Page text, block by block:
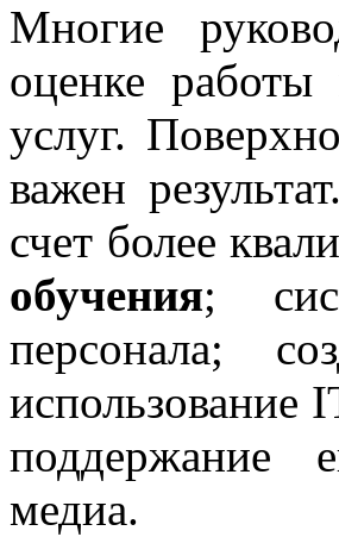
Многие
оценке
услуг.
важен
счет более
обучения;
персонала;
использование
поддержание
медиа.